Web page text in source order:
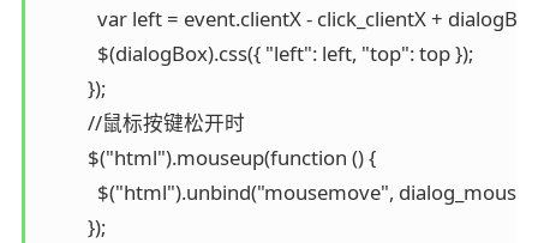
var left = event.clientX - click_clientX +
            $(dialogBox).css({ "left": left, "top": top });
          });
          //鼠标按键松开时
          $("html").mouseup(function () {
$("html").unbind("mousemove",
          });